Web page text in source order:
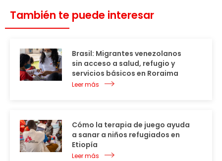
También te puede interesar
Brasil: Migrantes venezolanos
sin acceso a salud, refugio y
servicios básicos en Roraima
Leer más
Cómo la terapia de juego ayuda
a sanar a niños refugiados en
Etiopía
Leer más